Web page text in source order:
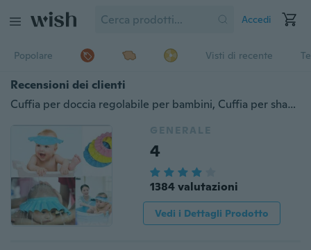
Accedi
Popolare Visti di recente
Recensioni dei clienti
Cuffia per doccia regolabile per bambini, Cuffia per shampoo per bambini, Cappello impermeabile per capelli per lavarsi i capelli per la salute dei bambini
GENERALE
4
1384 valutazioni
Vedi i Dettagli Prodotto